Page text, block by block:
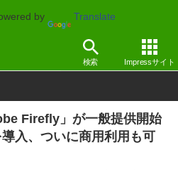
by Translate
検索 Impressサイト
Firefly」が一般提供開始
入、ついに商用利用も可